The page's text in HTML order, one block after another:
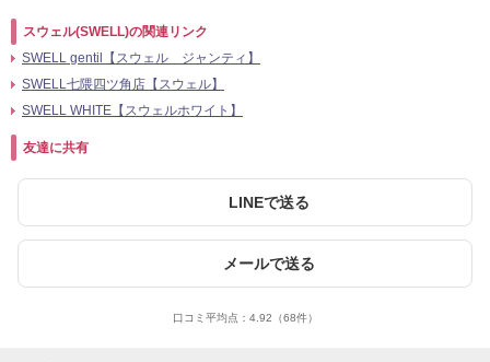
スウェル(SWELL)の関連リンク
SWELL gentil【スウェル ジャンティ】
SWELL七隈四ツ角店【スウェル】
SWELL WHITE【スウェルホワイト】
友達に共有
LINEで送る
メールで送る
口コミ平均点： 4.92 （68件）